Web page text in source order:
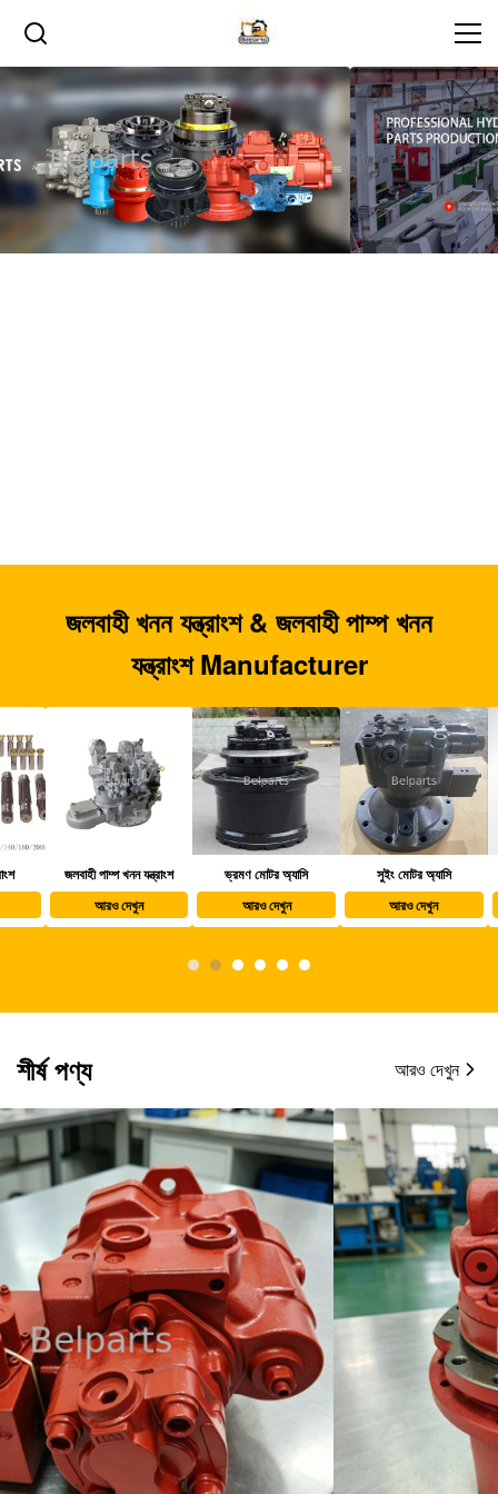
জলবাহী খনন যন্ত্রাংশ & জলবাহী পাম্প খনন
যন্ত্রাংশ Manufacturer
জলবাহী পাম্প খনন যন্ত্রাংশ
আরও দেখুন
ভ্রমণ মোটর অ্যাসি
আরও দেখুন
সুইং মোটর অ্যাসি
আরও দেখুন
শীর্ষ পণ্য আরও দেখুন